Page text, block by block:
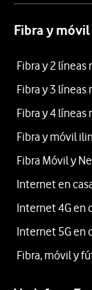
Fibra y móvil
Fibra y 2 líneas
Fibra y 3 líneas
Fibra y 4 líneas
Fibra y móvil
Fibra Móvil y
Internet en
Internet 4G en
Internet 5G en
Fibra, móvil y